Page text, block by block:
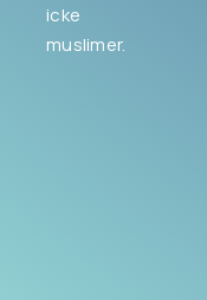
icke
muslimer.